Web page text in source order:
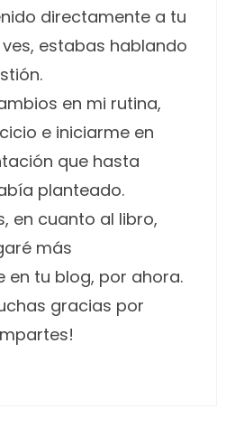
directamente a tu
estabas hablando
en mi rutina,
e iniciarme en
que hasta
planteado.
en cuanto al libro,
más
en tu blog, por ahora.
gracias por